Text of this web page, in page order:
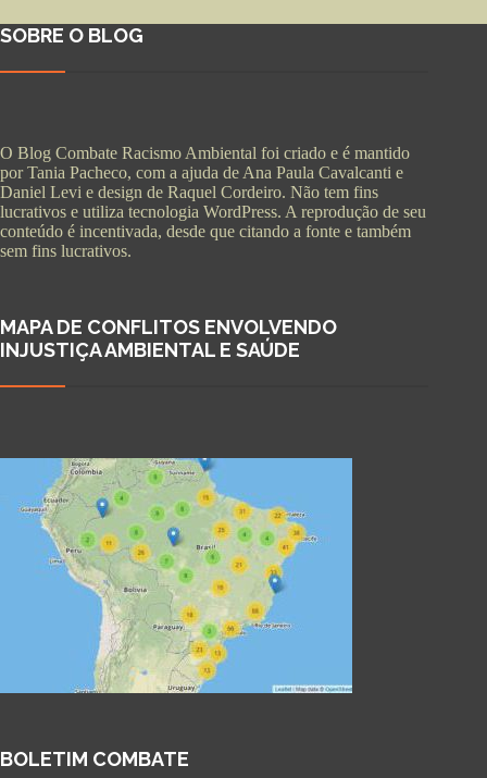
SOBRE O BLOG
O Blog Combate Racismo Ambiental foi criado e é mantido
por Tania Pacheco, com a ajuda de Ana Paula Cavalcanti e
Daniel Levi e design de Raquel Cordeiro. Não tem fins
lucrativos e utiliza tecnologia WordPress. A reprodução de seu
conteúdo é incentivada, desde que citando a fonte e também
sem fins lucrativos.
MAPA DE CONFLITOS ENVOLVENDO
INJUSTIÇA AMBIENTAL E SAÚDE
BOLETIM COMBATE